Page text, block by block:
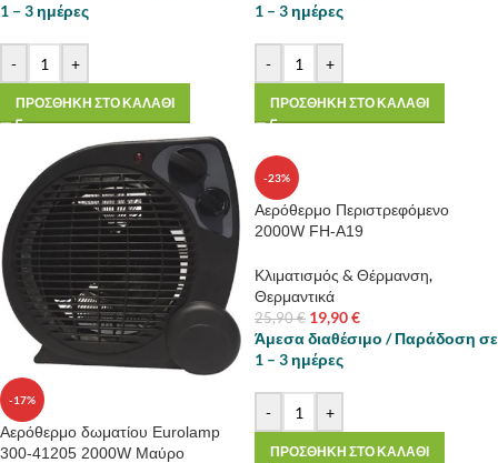
1 – 3 ημέρες
- +
ΠΡΟΣΘΗΚΗ ΣΤΟ ΚΑΛΑΘΙ
1 – 3 ημέρες
- +
ΠΡΟΣΘΗΚΗ ΣΤΟ ΚΑΛΑΘΙ
-17%
Αερόθερμο δωματίου Eurolamp
300-41205 2000W Μαύρο
-23%
Αερόθερμο Περιστρεφόμενο
2000W FH-A19
Κλιματισμός & Θέρμανση,
Θερμαντικά
25,90€ 19,90€
Άμεσα διαθέσιμο / Παράδοση σε
1 – 3 ημέρες
- +
ΠΡΟΣΘΗΚΗ ΣΤΟ ΚΑΛΑΘΙ